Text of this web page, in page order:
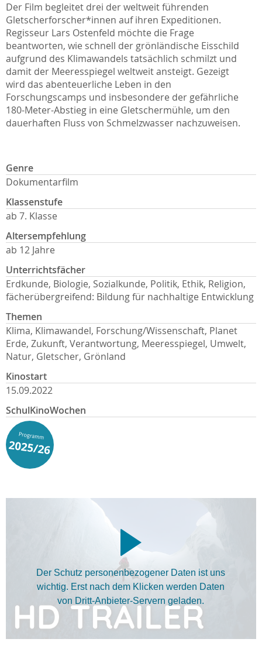
Der Film begleitet drei der weltweit führenden
Gletscherforscher*innen auf ihren Expeditionen.
Regisseur Lars Ostenfeld möchte die Frage
beantworten, wie schnell der grönländische Eisschild
aufgrund des Klimawandels tatsächlich schmilzt und
damit der Meeresspiegel weltweit ansteigt. Gezeigt
wird das abenteuerliche Leben in den
Forschungscamps und insbesondere der gefährliche
180-Meter-Abstieg in eine Gletschermühle, um den
dauerhaften Fluss von Schmelzwasser nachzuweisen.
Genre
Dokumentarfilm
Klassenstufe
ab 7. Klasse
Altersempfehlung
ab 12 Jahre
Unterrichtsfächer
Erdkunde, Biologie, Sozialkunde, Politik, Ethik, Religion,
fächerübergreifend: Bildung für nachhaltige Entwicklung
Themen
Klima, Klimawandel, Forschung/Wissenschaft, Planet
Erde, Zukunft, Verantwortung, Meeresspiegel, Umwelt,
Natur, Gletscher, Grönland
Kinostart
15.09.2022
SchulKinoWochen
Der Schutz personenbezogener Daten ist uns
wichtig. Erst nach dem Klicken werden Daten
von Dritt-Anbieter-Servern geladen.